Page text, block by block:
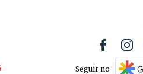
Seguir no